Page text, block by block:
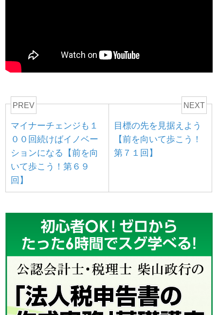
PREV
マイナーチェンジも１
００回続けばイノベー
ションになる【前を向
いて歩こう！第６９
回】
NEXT
目標の先を見据えよう
【前を向いて歩こう！
第７１回】